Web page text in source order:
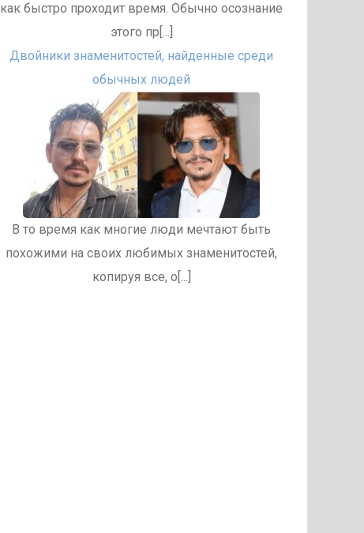
как быстро проходит время. Обычно осознание
этого пр[...]
Двойники знаменитостей, найденные среди
обычных людей
В то время как многие люди мечтают быть
похожими на своих любимых знаменитостей,
копируя все, о[...]